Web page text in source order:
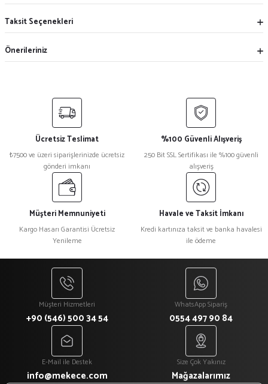
Taksit Seçenekleri
Önerileriniz
Ücretsiz Teslimat
₺7500 ve üzeri siparişlerinizde ücretsiz
gönderi imkanı
%100 Güvenli Alışveriş
250 Bit SSL Sertifikası ile %100 güvenli
alışveriş
Müşteri Memnuniyeti
Kargo Hasarı Garantisi Ücretsiz
Yenileme
Havale ve Taksit İmkanı
Kredi kartınıza taksit ve banka havalesi
ile ödeme
Müşteri Hizmetleri
+90 (546) 500 34 54
WhatsApp Sipariş
0554 497 90 84
E-Mail ile Destek
info@mekece.com
Size Çok Yakınız
Mağazalarımız